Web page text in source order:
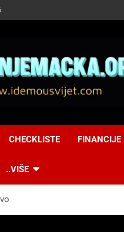
Svijet-
CHECKLISTE FINANCIJE
..VIŠE